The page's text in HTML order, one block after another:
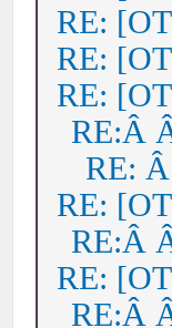
RE:
RE:
RE:
RE:Â
RE:
RE:
RE:Â
RE:
RE:Â